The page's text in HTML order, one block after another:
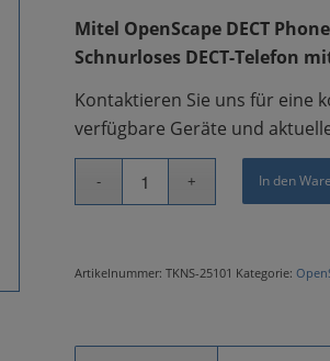
Mitel OpenScape DECT
Schnurloses DECT-Telefon
Kontaktieren Sie uns für eine
verfügbare Geräte und
In den
Artikelnummer:TKNS-25101 Kategorie: